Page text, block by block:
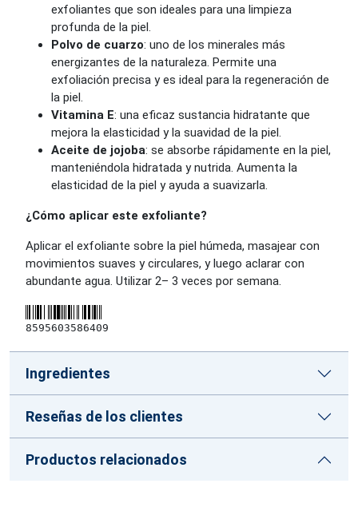
exfoliantes que son ideales para una limpieza
profunda de la piel.
Polvo de cuarzo: uno de los minerales más
energizantes de la naturaleza. Permite una
exfoliación precisa y es ideal para la regeneración de
la piel.
Vitamina E: una eficaz sustancia hidratante que
mejora la elasticidad y la suavidad de la piel.
Aceite de jojoba: se absorbe rápidamente en la piel,
manteniéndola hidratada y nutrida. Aumenta la
elasticidad de la piel y ayuda a suavizarla.
¿Cómo aplicar este exfoliante?
Aplicar el exfoliante sobre la piel húmeda, masajear con
movimientos suaves y circulares, y luego aclarar con
abundante agua. Utilizar 2– 3 veces por semana.
8595603586409
Ingredientes
Reseñas de los clientes
Productos relacionados